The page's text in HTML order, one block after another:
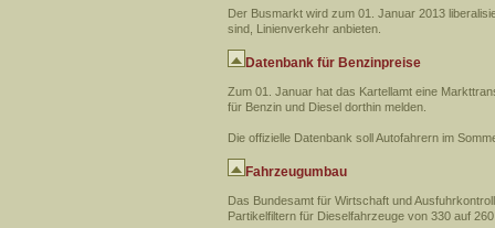
Der Busmarkt wird zum 01. Januar 2013
sind, Linienverkehr anbieten.
Datenbank für Benzinpreise
Zum 01. Januar hat das Kartellamt eine
für Benzin und Diesel dorthin melden.
Die offizielle Datenbank soll Autofahrern im
Fahrzeugumbau
Das Bundesamt für Wirtschaft und
Partikelfiltern für Dieselfahrzeuge von 330 auf